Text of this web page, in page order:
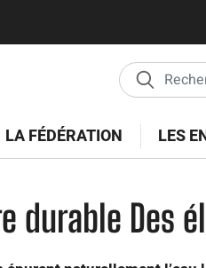
LA FÉDÉRATION LES
durable Des